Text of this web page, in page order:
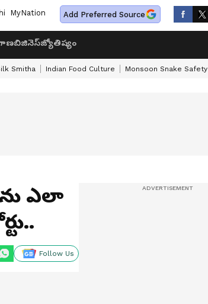
MyNation Add Preferred Source
బిజినెస్జ్యోతిష్యం
Smitha Indian Food Culture Monsoon Snake Safety
ఎలా
Follow Us